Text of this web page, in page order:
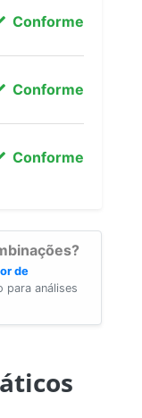
Conforme
Conforme
Conforme
de
para análises